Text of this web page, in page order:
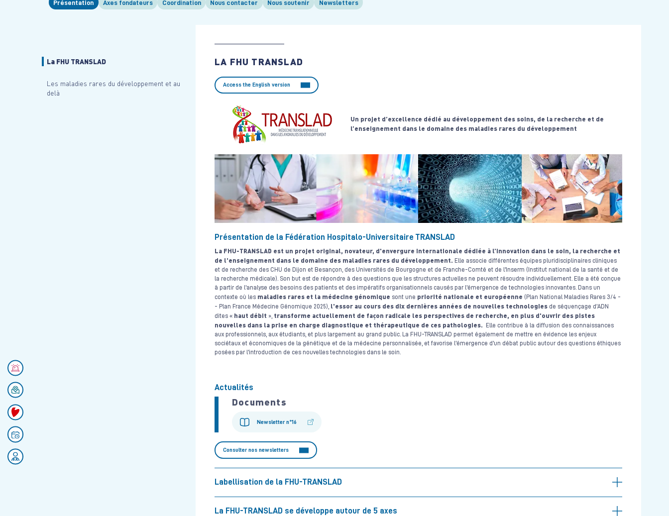
Présentation Axes fondateurs Coordination Nous contacter Nous soutenir Newsletters
La FHU TRANSLAD
Les maladies rares du développement et au
delà
LA FHU TRANSLAD
Access the English version
Un projet d’excellence dédié au développement des soins, de la recherche et de
l’enseignement dans le domaine des maladies rares du développement
Présentation de la Fédération Hospitalo-Universitaire TRANSLAD
La FHU-TRANSLAD est un projet original, novateur, d'envergure internationale dédiée à l’innovation dans le soin, la recherche et
de l'enseignement dans le domaine des maladies rares du développement. Elle associe différentes équipes pluridisciplinaires cliniques
et de recherche des CHU de Dijon et Besançon, des Universités de Bourgogne et de Franche-Comté et de l'Inserm (Institut national de la santé et de
la recherche médicale). Son but est de répondre à des questions que les structures actuelles ne peuvent résoudre individuellement. Elle a été conçue
à partir de l'analyse des besoins des patients et des impératifs organisationnels causés par l'émergence de technologies innovantes. Dans un
contexte où les maladies rares et la médecine génomique sont une priorité nationale et européenne (Plan National Maladies Rares 3/4 -
- Plan France Médecine Génomique 2025), l'essor au cours des dix dernières années de nouvelles technologiesde séquençage d'ADN
dites « haut débit », transforme actuellement de façon radicale les perspectives de recherche, en plus d'ouvrir des pistes
nouvelles dans la prise en charge diagnostique et thérapeutique de ces pathologies. Elle contribue à la diffusion des connaissances
aux professionnels, aux étudiants, et plus largement au grand public. La FHU-TRANSLAD permet également de mettre en évidence les enjeux
sociétaux et économiques de la génétique et de la médecine personnalisée, et favorise l'émergence d'un débat public autour des questions éthiques
posées par l'introduction de ces nouvelles technologies dans le soin.
Actualités
Documents
Newsletter n°16
Consulter nos newsletters
Labellisation de la FHU-TRANSLAD
La FHU-TRANSLAD se développe autour de 5 axes